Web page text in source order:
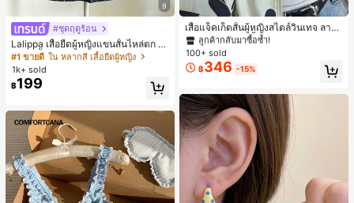
9
#ชุดฤดูร้อน
Lalippa เสื้อยืดผู้หญิงแขนสั้นไหล่ตก ค
อวีปกเสื้อ ลายพิมพ์ดิจิทัลลายทาง สไตล์
สปอร์ตแฟชั่นมินิมอล ของขวัญสำหรับเ
พื่อน
#1 ขายดี ใน หลากสี เสื้อยืดผู้หญิง
1k+ sold
฿199
เสื้อแจ็คเก็ตสั้นผู้หญิงสไตล์วินเทจ ลายจุ
ดขนาดใหญ่ คอตั้ง เอวเข้ารูป แขนพอง
ทรงหลวม แฟชั่นอเนกประสงค์ สำหรับใ
ส่ประจำวันและไปเที่ยวพักผ่อน
#1 ขายดี
ใน กระเป๋า เสื้อคลุมลำลอง
ลูกค้ากลับมาซื้อซ้ำ!
#1 ขายดี ใน กระเป๋า เสื้อคลุมลำลอง
ลูกค้ากลับมาซื้อซ้ำ!
#1 ขายดี ใน กระเป๋า เสื้อคลุมลำลอง
ลูกค้ากลับมาซื้อซ้ำ!
#1 ขายดี ใน กระเป๋า เสื้อคลุมลำลอง
100+ sold
฿346 -15%